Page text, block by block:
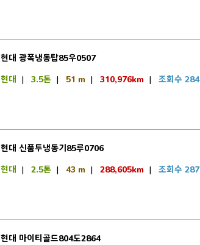
현대 광폭냉동탑85우0507
현대 | 3.5톤| 51 m| 310,976km| 조회수 284
현대 신품투냉동기85루0706
현대 | 2.5톤| 43 m| 288,605km| 조회수 287
현대 마이티골드804도2864